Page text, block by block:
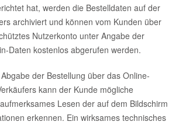
hat, werden die Bestelldaten auf der
archiviert und können vom Kunden über
Nutzerkonto unter Angabe der
Daten kostenlos abgerufen werden.
der Bestellung über das Online-
kann der Kunde mögliche
Lesen der auf dem Bildschirm
erkennen. Ein wirksames technisches